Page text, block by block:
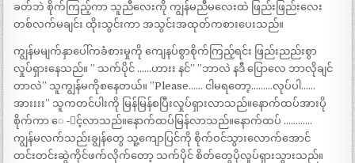
ခတ်ဘဲ စိုက်ကြည့်ကာ သူညီလေးကို ကျွန်မညီမလေးထဲ ဖြည်းဖြည်းလေး
တစ်လက်မချင်း ထိုးသွင်းကာ အသွင်းအထုတ်ကစားပေးသည်။
ကျွန်မမျက်နှာပေါ်ကခံစားမှုကို ကျေနပ်စွာစိုက်ကြည့်ရင်း ဖြည်းညည်းစွာ
လှုပ်ရှားနေသည်။ ” သက်ပိုင် ……ဟားး နင်” ”ဘာလဲ နဒီ ပြောလေ ဘာလိုချင်
တာလဲ” သူကျွန်မကိုစနေတယ်။ ”Please…… ငါမရတော့………လုပ်ပါ……
အားးးး” သူကတင်ပါးကို မြန်မြန်စပြီးလှုပ်ရှားလာသည်။နောက်ထပ်အားပို
စိုက်ကာ ေ -ာင့်လာသည်။နောက်ထပ်မြန်လာသည်။နောက်ထပ် …………
ကျွန်မလက်သည်းချွန်တွေ သူ့ကျောပြင်ကို စိုက်ဝင်သွားလောက်အောင်
တင်းတင်းဆွဲကိုင်ဖက်လိုက်တော့ သက်ပိုင် စိတ်တွေပိုလှုပ်ရှားသွားသည်။